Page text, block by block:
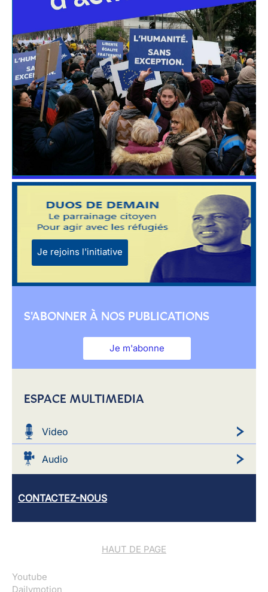
Je rejoins l'initiative
S'ABONNER À NOS PUBLICATIONS
Je m'abonne
ESPACE MULTIMEDIA
Video
Audio
CONTACTEZ-NOUS
HAUT DE PAGE
Youtube
Dailymotion